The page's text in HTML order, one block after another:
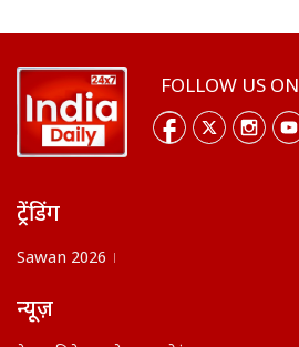
FOLLOW US ON
ट्रेंडिंग
Sawan 2026
न्यूज़